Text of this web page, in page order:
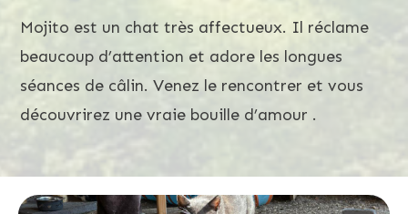
Mojito est un chat très affectueux. Il réclame
beaucoup d’attention et adore les longues
séances de câlin. Venez le rencontrer et vous
découvrirez une vraie bouille d’amour .